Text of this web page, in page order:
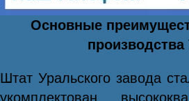
Основные
Штат Уральского завода